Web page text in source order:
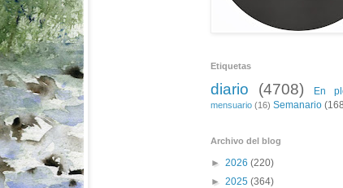
Etiquetas
diario (4708) En
mensuario (16) Semanario
Archivo del blog
► 2026 (220)
► 2025 (364)